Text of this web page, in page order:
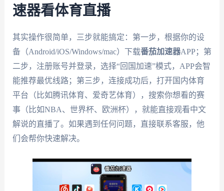
速器看体育直播
其实操作很简单，三步就能搞定：第一步，根据你的设
备（Android/iOS/Windows/mac）下载番茄加速器APP；第
二步，注册账号并登录，选择“回国加速”模式，APP会智
能推荐最优线路；第三步，连接成功后，打开国内体育
平台（比如腾讯体育、爱奇艺体育），搜索你想看的赛
事（比如NBA、世界杯、欧洲杯），就能直接观看中文
解说的直播了。如果遇到任何问题，直接联系客服，他
们会帮你快速解决。